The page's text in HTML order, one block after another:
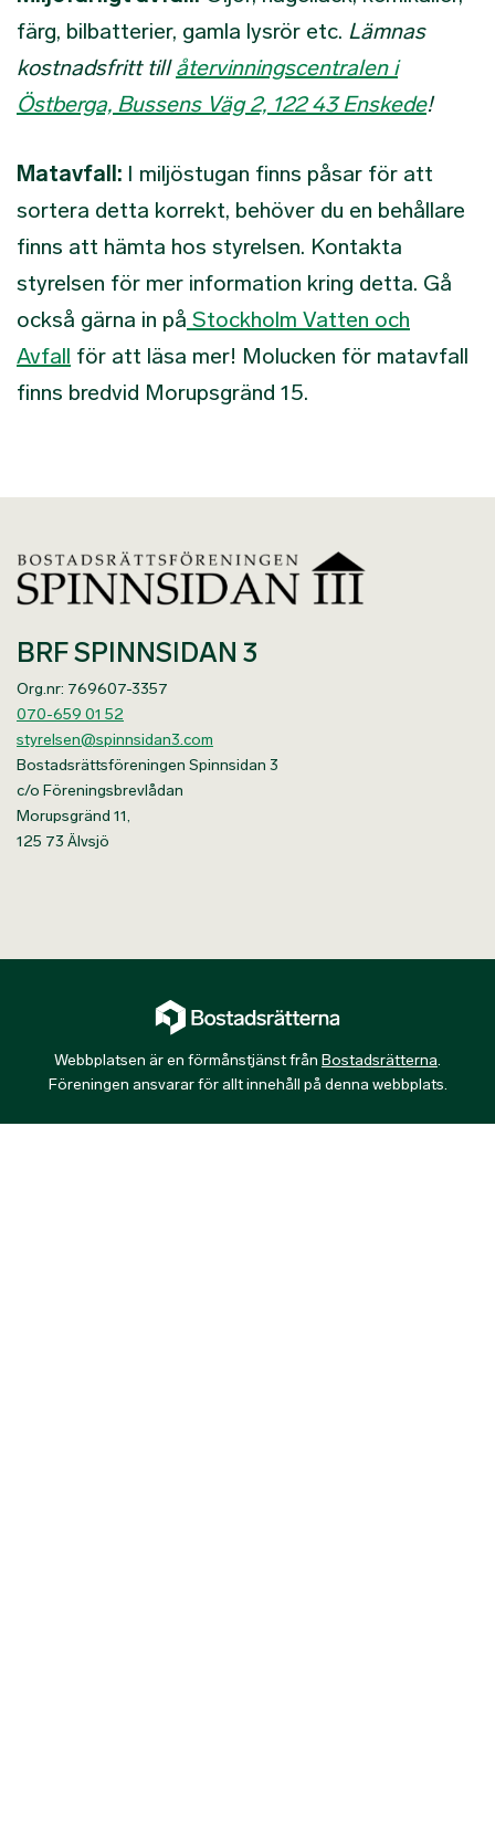
färg, bilbatterier, gamla lysrör etc. Lämnas
kostnadsfritt tillåtervinningscentralen i
Östberga, Bussens Väg 2, 122 43 Enskede!
Matavfall: I miljöstugan finns påsar för att
sortera detta korrekt, behöver du en behållare
finns att hämta hos styrelsen. Kontakta
styrelsen för mer information kring detta. Gå
också gärna in på Stockholm Vatten och
Avfall för att läsa mer! Molucken för matavfall
finns bredvid Morupsgränd 15.
BRF SPINNSIDAN 3
Org.nr: 769607-3357
070-659 01 52
styrelsen@spinnsidan3.com
Bostadsrättsföreningen Spinnsidan 3
c/o Föreningsbrevlådan
Morupsgränd 11,
125 73 Älvsjö
Webbplatsen är en förmånstjänst från Bostadsrätterna.
Föreningen ansvarar för allt innehåll på denna webbplats.